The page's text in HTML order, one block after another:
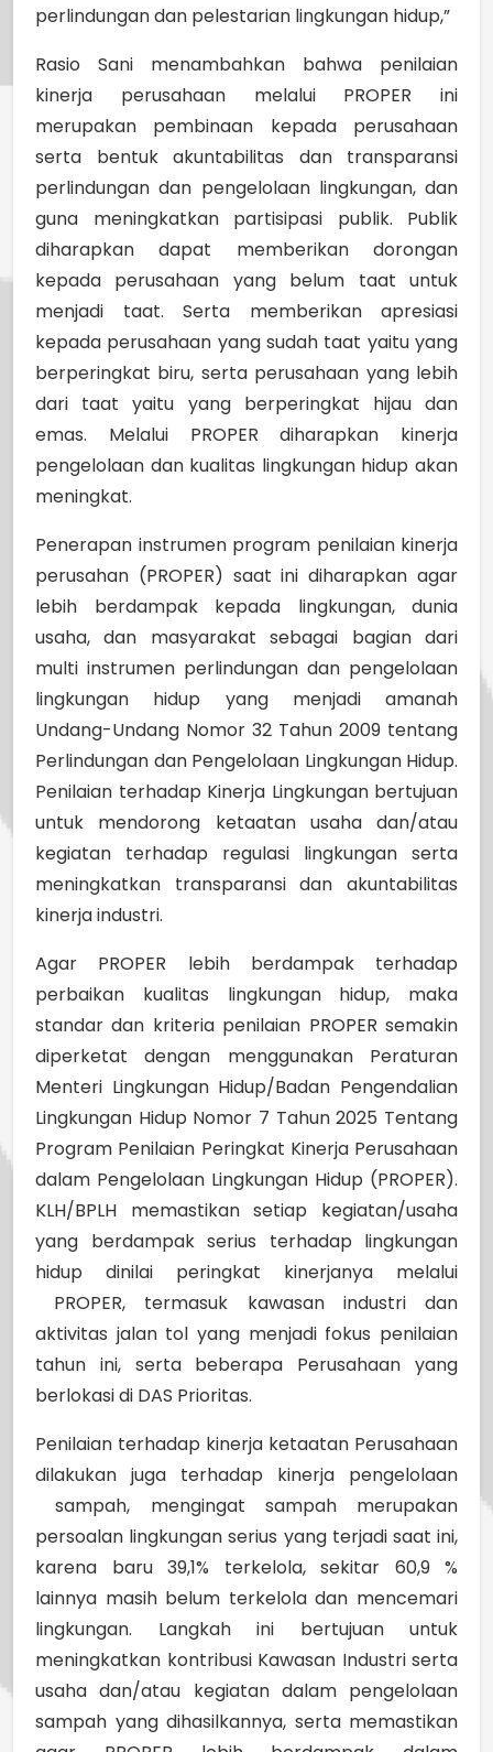
perlindungan dan pelestarian lingkungan hidup,”
Rasio Sani menambahkan bahwa penilaian
kinerja perusahaan melalui PROPER ini
merupakan pembinaan kepada perusahaan
serta bentuk akuntabilitas dan transparansi
perlindungan dan pengelolaan lingkungan, dan
guna meningkatkan partisipasi publik. Publik
diharapkan dapat memberikan dorongan
kepada perusahaan yang belum taat untuk
menjadi taat. Serta memberikan apresiasi
kepada perusahaan yang sudah taat yaitu yang
berperingkat biru, serta perusahaan yang lebih
dari taat yaitu yang berperingkat hijau dan
emas. Melalui PROPER diharapkan kinerja
pengelolaan dan kualitas lingkungan hidup akan
meningkat.
Penerapan instrumen program penilaian kinerja
perusahan (PROPER) saat ini diharapkan agar
lebih berdampak kepada lingkungan, dunia
usaha, dan masyarakat sebagai bagian dari
multi instrumen perlindungan dan pengelolaan
lingkungan hidup yang menjadi amanah
Undang-Undang Nomor 32 Tahun 2009 tentang
Perlindungan dan Pengelolaan Lingkungan Hidup.
Penilaian terhadap Kinerja Lingkungan bertujuan
untuk mendorong ketaatan usaha dan/atau
kegiatan terhadap regulasi lingkungan serta
meningkatkan transparansi dan akuntabilitas
kinerja industri.
Agar PROPER lebih berdampak terhadap
perbaikan kualitas lingkungan hidup, maka
standar dan kriteria penilaian PROPER semakin
diperketat dengan menggunakan Peraturan
Menteri Lingkungan Hidup/Badan Pengendalian
Lingkungan Hidup Nomor 7 Tahun 2025 Tentang
Program Penilaian Peringkat Kinerja Perusahaan
dalam Pengelolaan Lingkungan Hidup (PROPER).
KLH/BPLH memastikan setiap kegiatan/usaha
yang berdampak serius terhadap lingkungan
hidup dinilai peringkat kinerjanya melalui
PROPER, termasuk kawasan industri dan
aktivitas jalan tol yang menjadi fokus penilaian
tahun ini, serta beberapa Perusahaan yang
berlokasi di DAS Prioritas.
Penilaian terhadap kinerja ketaatan Perusahaan
dilakukan juga terhadap kinerja pengelolaan
sampah, mengingat sampah merupakan
persoalan lingkungan serius yang terjadi saat ini,
karena baru 39,1% terkelola, sekitar 60,9 %
lainnya masih belum terkelola dan mencemari
lingkungan. Langkah ini bertujuan untuk
meningkatkan kontribusi Kawasan Industri serta
usaha dan/atau kegiatan dalam pengelolaan
sampah yang dihasilkannya, serta memastikan